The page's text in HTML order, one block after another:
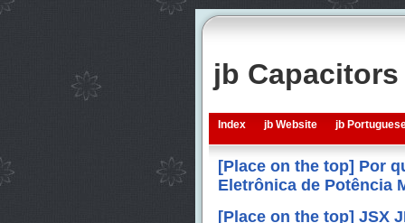
jb
Index jb Website jb
[Place on the top] Por
Eletrônica de Potência
[Place on the top] JSX